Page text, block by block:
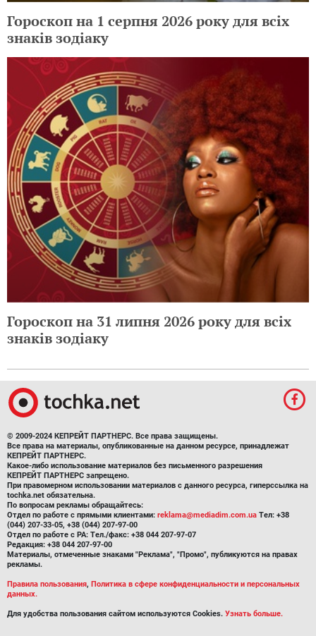
Гороскоп на 1 серпня 2026 року для всіх
знаків зодіаку
Гороскоп на 31 липня 2026 року для всіх
знаків зодіаку
© 2009-2024 КЕПРЕЙТ ПАРТНЕРС. Все права защищены.
Все права на материалы, опубликованные на данном ресурсе, принадлежат
КЕПРЕЙТ ПАРТНЕРС.
Какое-либо использование материалов без письменного разрешения
КЕПРЕЙТ ПАРТНЕРС запрещено.
При правомерном использовании материалов с данного ресурса, гиперссылка на
tochka.net обязательна.
По вопросам рекламы обращайтесь:
Отдел по работе с прямыми клиентами: reklama@mediadim.com.ua Тел: +38
(044) 207-33-05, +38 (044) 207-97-00
Отдел по работе с РА: Тел./факс: +38 044 207-97-07
Редакция: +38 044 207-97-00
Материалы, отмеченные знаками "Реклама", "Промо", публикуются на правах
рекламы.
Правила пользования, Политика в сфере конфиденциальности и персональных
данных.
Для удобства пользования сайтом используются Cookies. Узнать больше.